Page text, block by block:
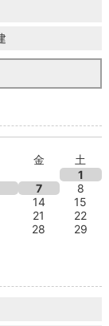
金
土
1
7
8
14
15
21
22
28
29